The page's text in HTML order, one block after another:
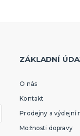
ZÁKLADNÍ
O nás
Kontakt
Prodejny a výdejní
Možnosti dopravy